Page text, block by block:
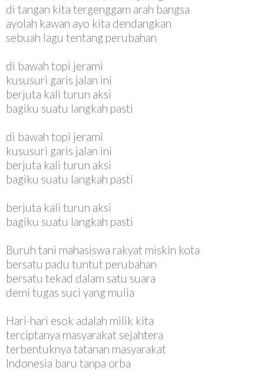
di tangan kita tergenggam arah bangsa
ayolah kawan ayo kita dendangkan
sebuah lagu tentang perubahan
di bawah topi jerami
kususuri garis jalan ini
berjuta kali turun aksi
bagiku suatu langkah pasti
di bawah topi jerami
kususuri garis jalan ini
berjuta kali turun aksi
bagiku suatu langkah pasti
berjuta kali turun aksi
bagiku suatu langkah pasti
Buruh tani mahasiswa rakyat miskin kota
bersatu padu tuntut perubahan
bersatu tekad dalam satu suara
demi tugas suci yang mulia
Hari-hari esok adalah milik kita
terciptanya masyarakat sejahtera
terbentuknya tatanan masyarakat
Indonesia baru tanpa orba